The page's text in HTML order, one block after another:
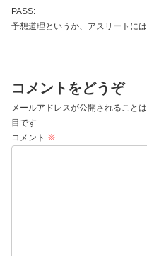
PASS:
予想道理というか、アスリートには
コメントをどうぞ
メールアドレスが公開されることは
目です
コメント ※